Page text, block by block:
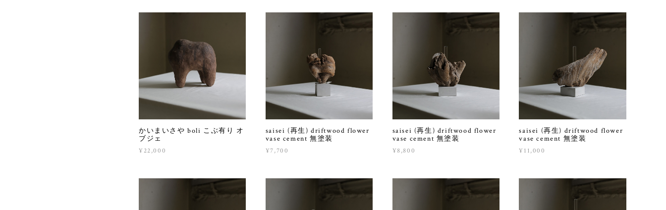
かいまいさや boli こぶ有り オ
ブジェ
¥22,000
saisei (再生) driftwood flower
vase cement 無塗装
¥7,700
saisei (再生) driftwood flower
vase cement 無塗装
¥8,800
saisei (再生) driftwood flower
vase cement 無塗装
¥11,000